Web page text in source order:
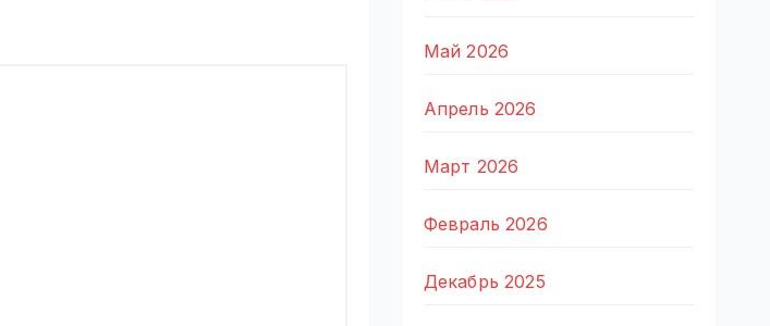
Май 2026
Апрель 2026
Март 2026
Февраль 2026
Декабрь 2025